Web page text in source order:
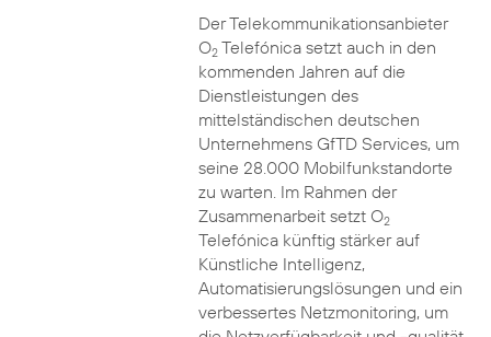
Der Telekommunikationsanbieter
O2Telefónica setzt auch in den
kommenden Jahren auf die
Dienstleistungen des
mittelständischen deutschen
Unternehmens GfTD Services, um
seine 28.000 Mobilfunkstandorte
zu warten. Im Rahmen der
Zusammenarbeit setzt O2
Telefónica künftig stärker auf
Künstliche Intelligenz,
Automatisierungslösungen und ein
verbessertes Netzmonitoring, um